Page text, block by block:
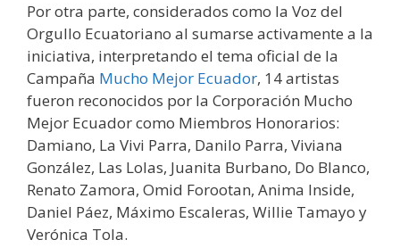
Por otra parte, considerados como la Voz del
Orgullo Ecuatoriano al sumarse activamente a la
iniciativa, interpretando el tema oficial de la
Campaña Mucho Mejor Ecuador, 14 artistas
fueron reconocidos por la Corporación Mucho
Mejor Ecuador como Miembros Honorarios:
Damiano, La Vivi Parra, Danilo Parra, Viviana
González, Las Lolas, Juanita Burbano, Do Blanco,
Renato Zamora, Omid Forootan, Anima Inside,
Daniel Páez, Máximo Escaleras, Willie Tamayo y
Verónica Tola.